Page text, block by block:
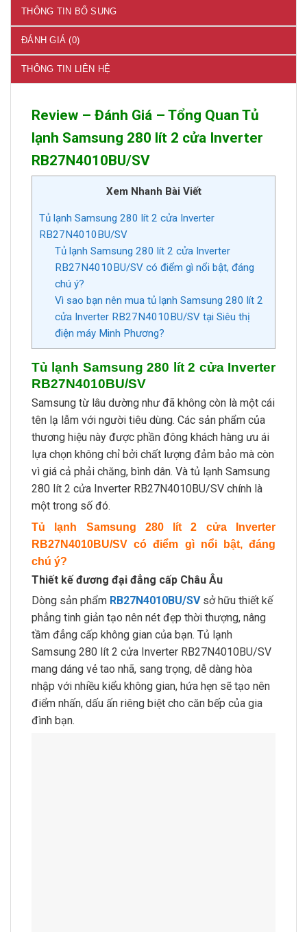
THÔNG TIN BỔ SUNG
ĐÁNH GIÁ (0)
THÔNG TIN LIÊN HỆ
Review – Đánh Giá – Tổng Quan Tủ
lạnh Samsung 280 lít 2 cửa Inverter
RB27N4010BU/SV
Xem Nhanh Bài Viết
Tủ lạnh Samsung 280 lít 2 cửa Inverter
RB27N4010BU/SV
Tủ lạnh Samsung 280 lít 2 cửa Inverter
RB27N4010BU/SV có điểm gì nổi bật, đáng
chú ý?
Vì sao bạn nên mua tủ lạnh Samsung 280 lít 2
cửa Inverter RB27N4010BU/SV tại Siêu thị
điện máy Minh Phương?
Tủ lạnh Samsung 280 lít 2 cửa Inverter
RB27N4010BU/SV
Samsung từ lâu dường như đã không còn là một cái
tên lạ lẫm với người tiêu dùng. Các sản phẩm của
thương hiệu này được phần đông khách hàng ưu ái
lựa chọn không chỉ bởi chất lượng đảm bảo mà còn
vì giá cả phải chăng, bình dân. Và tủ lạnh Samsung
280 lít 2 cửa Inverter RB27N4010BU/SV chính là
một trong số đó.
Tủ lạnh Samsung 280 lít 2 cửa Inverter
RB27N4010BU/SV có điểm gì nổi bật, đáng
chú ý?
Thiết kế đương đại đẳng cấp Châu Âu
Dòng sản phẩm RB27N4010BU/SVsở hữu thiết kế
phẳng tinh giản tạo nên nét đẹp thời thượng, nâng
tầm đẳng cấp không gian của bạn. Tủ lạnh
Samsung 280 lít 2 cửa Inverter RB27N4010BU/SV
mang dáng vẻ tao nhã, sang trọng, dễ dàng hòa
nhập với nhiều kiểu không gian, hứa hẹn sẽ tạo nên
điểm nhấn, dấu ấn riêng biệt cho căn bếp của gia
đình bạn.